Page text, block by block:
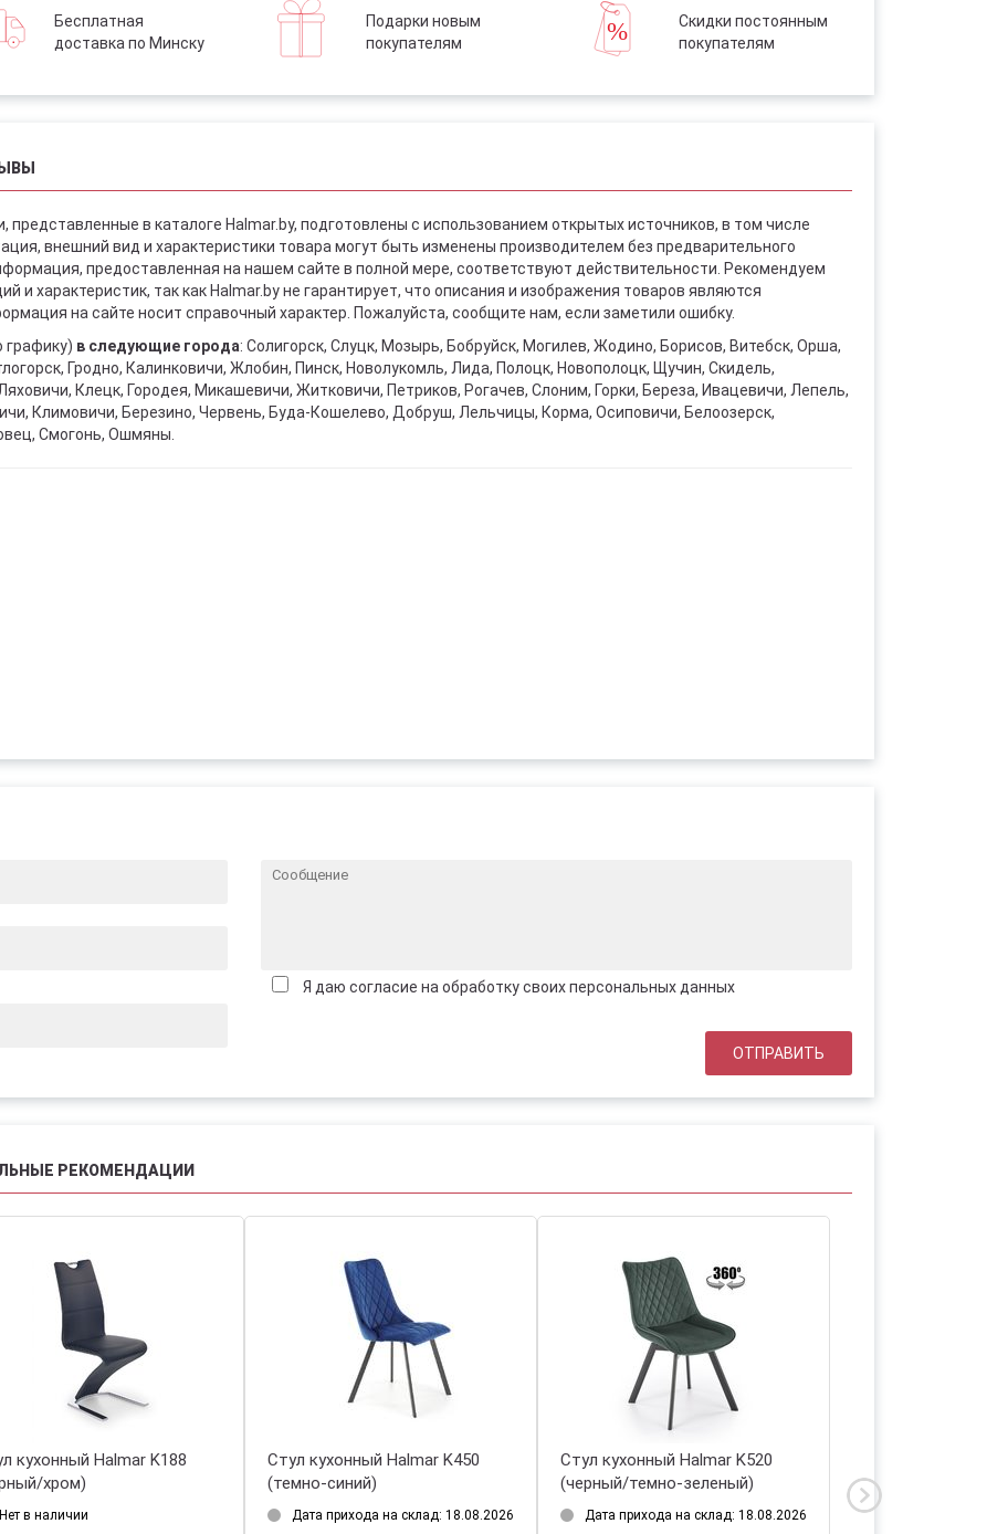
Бесплатная
доставка по Минску
Подарки новым
покупателям
Скидки постоянным
покупателям
представленные в каталоге Halmar.by, подготовлены с использованием открытых источников, в том числе
внешний вид и характеристики товара могут быть изменены производителем без предварительного
предоставленная на нашем сайте в полной мере, соответствуют действительности. Рекомендуем
и характеристик, так как Halmar.by не гарантирует, что описания и изображения товаров являются
на сайте носит справочный характер. Пожалуйста, сообщите нам, если заметили ошибку.
графику) в следующие города: Солигорск, Слуцк, Мозырь, Бобруйск, Могилев, Жодино, Борисов, Витебск, Орша,
Гродно, Калинковичи, Жлобин, Пинск, Новолукомль, Лида, Полоцк, Новополоцк, Щучин, Скидель,
Клецк, Городея, Микашевичи, Житковичи, Петриков, Рогачев, Слоним, Горки, Береза, Ивацевичи, Лепель,
Климовичи, Березино, Червень, Буда-Кошелево, Добруш, Лельчицы, Корма, Осиповичи, Белоозерск,
Смогонь, Ошмяны.
Я даю согласие на обработку своих персональных данных
РЕКОМЕНДАЦИИ
Стул кухонный Halmar K188
(черный/хром)
Нет в наличии
Стул кухонный Halmar K450
(темно-синий)
Дата прихода на склад: 18.08.2026
Стул кухонный Halmar K520
(черный/темно-зеленый)
Дата прихода на склад: 18.08.2026